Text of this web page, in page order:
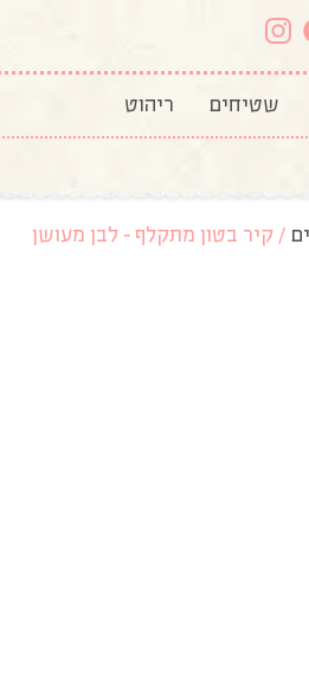
שטיחים ריהוט
/ קיר בטון מתקלף – לבן מעושן